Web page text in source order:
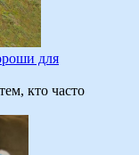
для
кто часто